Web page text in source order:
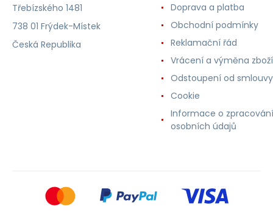
Třebízského 1481
738 01 Frýdek-Místek
Česká Republika
Doprava a platba
Obchodní podmínky
Reklamační řád
Vrácení a výměna zboží
Odstoupení od smlouvy
Cookie
Informace o zpracování
osobních údajů